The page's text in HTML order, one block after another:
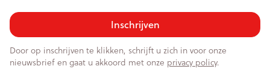
Inschrijven
Door op inschrijven te klikken, schrijft u zich in voor onze
nieuwsbrief en gaat u akkoord met onze privacy policy.